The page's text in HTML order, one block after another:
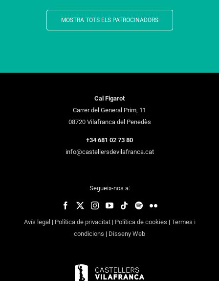
MOSTRA TOTS ELS PATROCINADORS
Cal Figarot
Carrer del General Prim, 11
08720 Vilafranca del Penedès
+34 681 02 73 80
info@castellersdevilafranca.cat
Segueix-nos a:
Avís legal | Política de privacitat| Política de cookies | Termes i
condicions | Disseny Web